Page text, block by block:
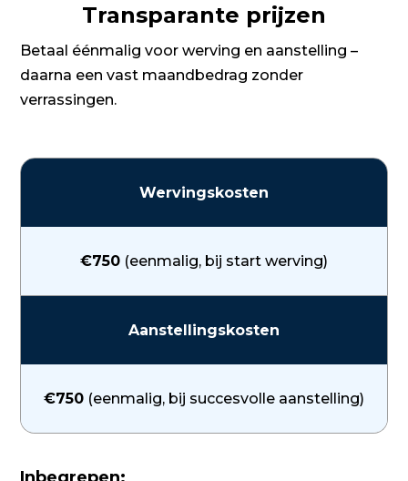
Transparante prijzen
Betaal éénmalig voor werving en aanstelling –
daarna een vast maandbedrag zonder
verrassingen.
Wervingskosten
€750 (eenmalig, bij start werving)
Aanstellingskosten
€750 (eenmalig, bij succesvolle aanstelling)